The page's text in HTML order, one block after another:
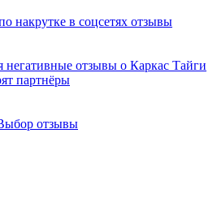
накрутке в соцсетях отзывы
негативные отзывы о Каркас Тайги
партнёры
отзывы